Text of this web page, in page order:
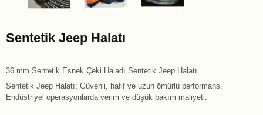
Sentetik Jeep Halatı
36 mm Sentetik Esnek Çeki Haladı Sentetik Jeep Halatı
Sentetik Jeep Halatı; Güvenli, hafif ve uzun ömürlü performans.
Endüstriyel operasyonlarda verim ve düşük bakım maliyeti.